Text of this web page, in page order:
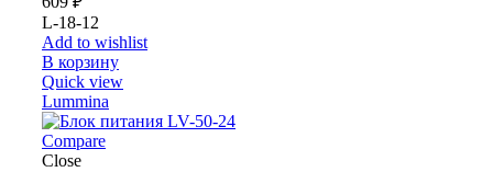
L-18-12
Add to wishlist
В корзину
Quick view
Lummina
Compare
Close